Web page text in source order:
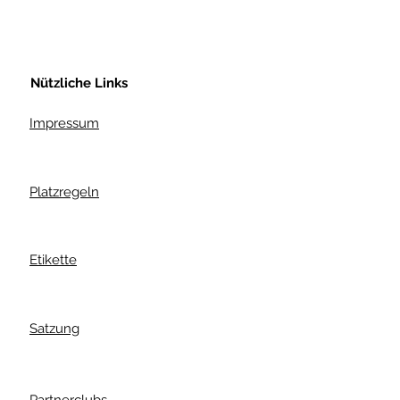
Nützliche Links
Satzung
Impressum
Platzregeln
Etikette